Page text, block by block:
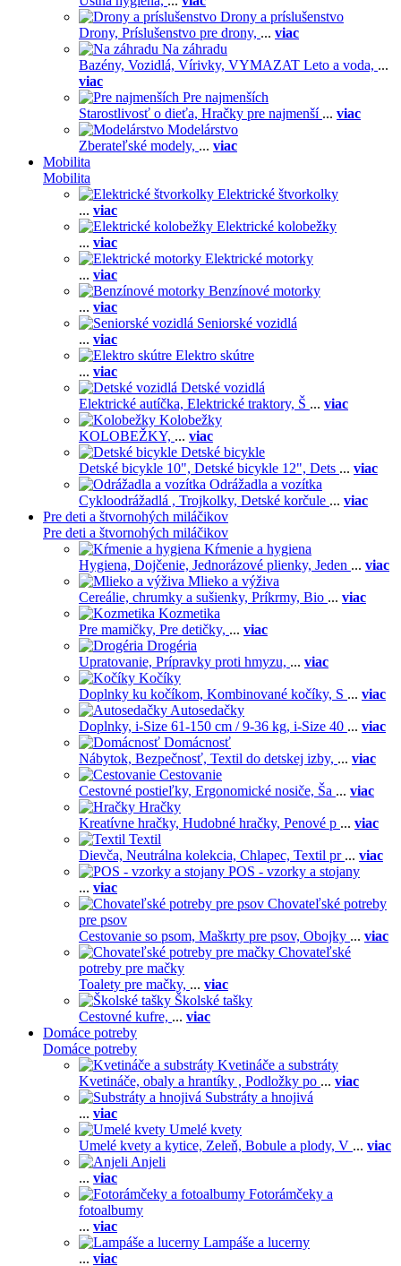
Drony a príslušenstvo
Drony, Príslušenstvo pre drony, ... viac
Na záhradu
Bazény, Vozidlá, Vírivky, VYMAZAT Leto a voda, ...
viac
Pre najmenších
Starostlivosť o dieťa, Hračky pre najmenší ... viac
Modelárstvo
Zberateľské modely, ... viac
Mobilita
Mobilita
Elektrické štvorkolky
... viac
Elektrické kolobežky
... viac
Elektrické motorky
... viac
Benzínové motorky
... viac
Seniorské vozidlá
... viac
Elektro skútre
... viac
Detské vozidlá
Elektrické autíčka, Elektrické traktory, Š ... viac
Kolobežky
KOLOBEŽKY, ... viac
Detské bicykle
Detské bicykle 10", Detské bicykle 12", Dets ... viac
Odrážadla a vozítka
Cykloodrážadlá , Trojkolky, Detské korčule ... viac
Pre deti a štvornohých miláčikov
Pre deti a štvornohých miláčikov
Kŕmenie a hygiena
Hygiena, Dojčenie, Jednorázové plienky, Jeden ... viac
Mlieko a výživa
Cereálie, chrumky a sušienky, Príkrmy, Bio ... viac
Kozmetika
Pre mamičky, Pre detičky, ... viac
Drogéria
Upratovanie, Prípravky proti hmyzu, ... viac
Kočíky
Doplnky ku kočíkom, Kombinované kočíky, S ... viac
Autosedačky
Doplnky, i-Size 61-150 cm / 9-36 kg, i-Size 40 ... viac
Domácnosť
Nábytok, Bezpečnosť, Textil do detskej izby, ... viac
Cestovanie
Cestovné postieľky, Ergonomické nosiče, Ša ... viac
Hračky
Kreatívne hračky, Hudobné hračky, Penové p ... viac
Textil
Dievča, Neutrálna kolekcia, Chlapec, Textil pr ... viac
POS - vzorky a stojany
... viac
Chovateľské potreby
pre psov
Cestovanie so psom, Maškrty pre psov, Obojky ... viac
Chovateľské
potreby pre mačky
Toalety pre mačky, ... viac
Školské tašky
Cestovné kufre, ... viac
Domáce potreby
Domáce potreby
Kvetináče a substráty
Kvetináče, obaly a hrantíky , Podložky po ... viac
Substráty a hnojivá
... viac
Umelé kvety
Umelé kvety a kytice, Zeleň, Bobule a plody, V ... viac
Anjeli
... viac
Fotorámčeky a
fotoalbumy
... viac
Lampáše a lucerny
... viac